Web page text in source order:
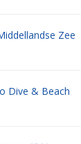
Zee
Dive & Beach